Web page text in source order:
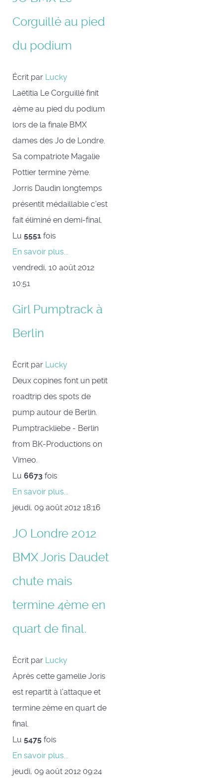
Corguillé au pied
du podium
Écrit par Lucky
Laëtitia Le Corguillé finit
4ème au pied du podium
lors de la finale BMX
dames des Jo de Londre.
Sa compatriote Magalie
Pottier termine 7ème.
Jorris Daudin longtemps
présentit médaillable c'est
fait éliminé en demi-final.
Lu 5551 fois
En savoir plus...
vendredi, 10 août 2012
10:51
Girl Pumptrack à
Berlin
Écrit par Lucky
Deux copines font un petit
roadtrip des spots de
pump autour de Berlin.
Pumptrackliebe - Berlin
from BK-Productions on
Vimeo.
Lu 6673 fois
En savoir plus...
jeudi, 09 août 2012 18:16
JO Londre 2012
BMX Joris Daudet
chute mais
termine 4ème en
quart de final.
Écrit par Lucky
Après cette gamelle Joris
est repartit à l'attaque et
termine 2ème en quart de
final.
Lu 5475 fois
En savoir plus...
jeudi, 09 août 2012 09:24